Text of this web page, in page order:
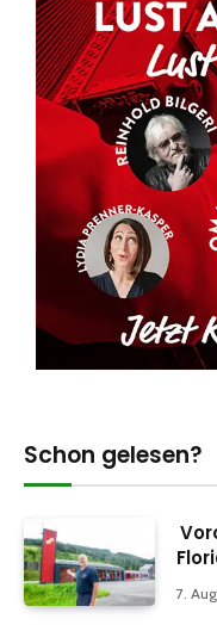
Schon gelesen?
7.